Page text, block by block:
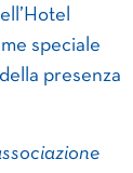
speciale
presenza